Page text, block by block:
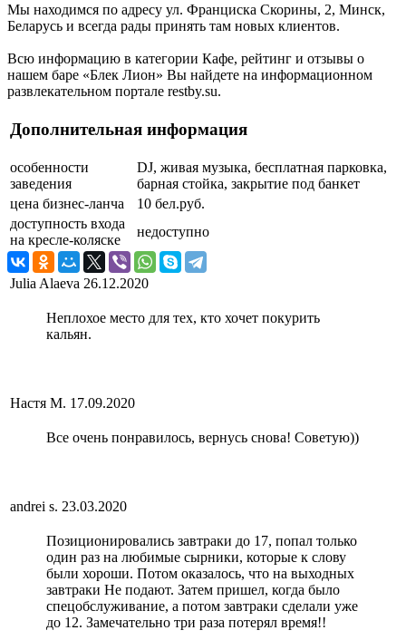
Мы находимся по адресу ул. Франциска Скорины, 2, Минск,
Беларусь и всегда рады принять там новых клиентов.
Всю информацию в категории Кафе, рейтинг и отзывы о
нашем баре «Блек Лион» Вы найдете на информационном
развлекательном портале restby.su.
Дополнительная информация
особенности
заведения
DJ, живая музыка, бесплатная парковка,
барная стойка, закрытие под банкет
цена бизнес-ланча
10 бел.руб.
доступность входа
на кресле-коляске
недоступно
Julia Alaeva 26.12.2020
Неплохое место для тех, кто хочет покурить
кальян.
Настя М. 17.09.2020
Все очень понравилось, вернусь снова! Советую))
andrei s. 23.03.2020
Позиционировались завтраки до 17, попал только
один раз на любимые сырники, которые к слову
были хороши. Потом оказалось, что на выходных
завтраки Не подают. Затем пришел, когда было
спецобслуживание, а потом завтраки сделали уже
до 12. Замечательно три раза потерял время!!